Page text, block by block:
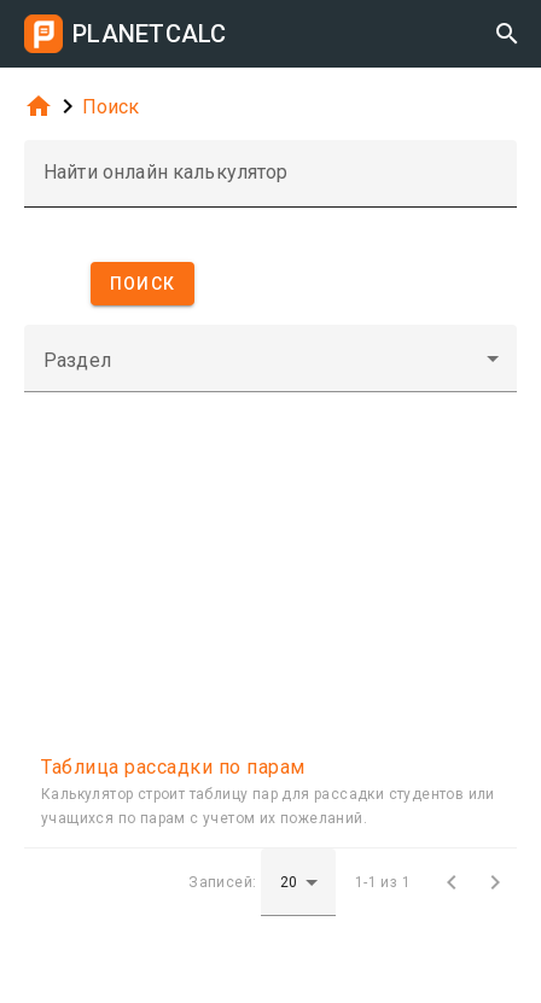
PLANETCALC 
  Поиск
Найти онлайн калькулятор
ПОИСК
Раздел
Таблица рассадки по парам
Калькулятор строит таблицу пар для рассадки студентов или
учащихся по парам с учетом их пожеланий.
Записей: 1-1 из 1  